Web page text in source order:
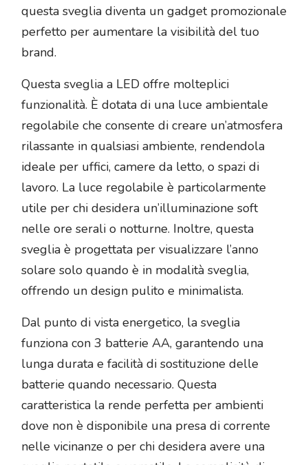
questa sveglia diventa un gadget promozionale
perfetto per aumentare la visibilità del tuo
brand.
Questa sveglia a LED offre molteplici
funzionalità. È dotata di una luce ambientale
regolabile che consente di creare un’atmosfera
rilassante in qualsiasi ambiente, rendendola
ideale per uffici, camere da letto, o spazi di
lavoro. La luce regolabile è particolarmente
utile per chi desidera un’illuminazione soft
nelle ore serali o notturne. Inoltre, questa
sveglia è progettata per visualizzare l’anno
solare solo quando è in modalità sveglia,
offrendo un design pulito e minimalista.
Dal punto di vista energetico, la sveglia
funziona con 3 batterie AA, garantendo una
lunga durata e facilità di sostituzione delle
batterie quando necessario. Questa
caratteristica la rende perfetta per ambienti
dove non è disponibile una presa di corrente
nelle vicinanze o per chi desidera avere una